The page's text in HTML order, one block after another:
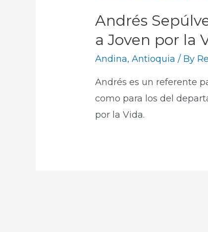
Andrés
a Joven por la
Andina,Antioquia / By
Andrés es un referente
como para los del
por la Vida.